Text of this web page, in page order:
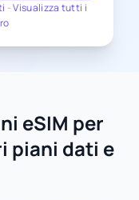
-Visualizza tutti i
eSIM per
piani dati e